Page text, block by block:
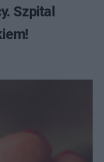
Szpital